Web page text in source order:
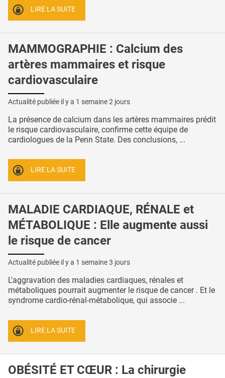
LIRE LA SUITE
MAMMOGRAPHIE : Calcium des
artères mammaires et risque
cardiovasculaire
Actualité publiée il y a 1 semaine 2 jours
La présence de calcium dans les artères mammaires prédit
le risque cardiovasculaire, confirme cette équipe de
cardiologues de la Penn State. Des conclusions, ...
LIRE LA SUITE
MALADIE CARDIAQUE, RÉNALE et
MÉTABOLIQUE : Elle augmente aussi
le risque de cancer
Actualité publiée il y a 1 semaine 3 jours
L'aggravation des maladies cardiaques, rénales et
métaboliques pourrait augmenter le risque de cancer . Et le
syndrome cardio-rénal-métabolique, qui associe ...
LIRE LA SUITE
OBÉSITÉ ET CŒUR : La chirurgie